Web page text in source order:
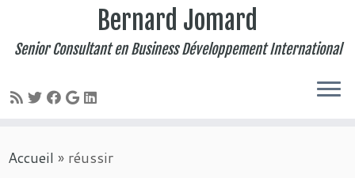
au
Bernard Jomard
Senior Consultant en Business Développement International
Accueil » réussir